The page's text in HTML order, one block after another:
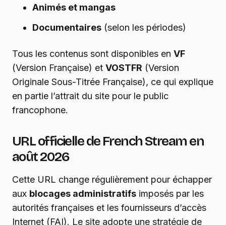
Animés et mangas
Documentaires (selon les périodes)
Tous les contenus sont disponibles en VF
(Version Française) et VOSTFR (Version
Originale Sous-Titrée Française), ce qui explique
en partie l’attrait du site pour le public
francophone.
URL officielle de French Stream en
août 2026
Cette URL change régulièrement pour échapper
aux blocages administratifs imposés par les
autorités françaises et les fournisseurs d’accès
Internet (FAI). Le site adopte une stratégie de